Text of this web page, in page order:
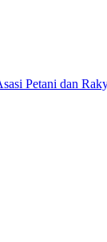
Petani dan